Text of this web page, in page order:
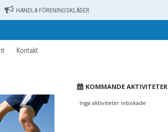
HANDLA FÖRENINGSKLÄDER
Kontakt
KOMMANDE AKTIVITETER
Inga aktiviteter inbokade